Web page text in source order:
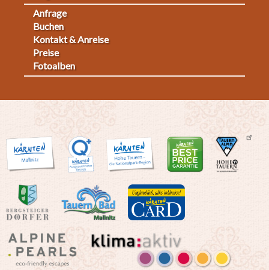
Fußmenü
2
Anfrage
Buchen
Kontakt & Anreise
Preise
Fotoalben